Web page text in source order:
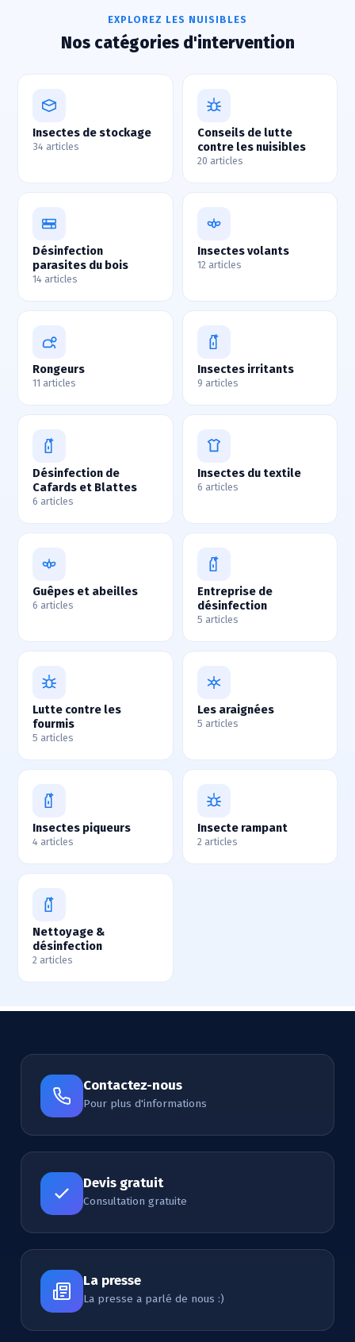
EXPLOREZ LES NUISIBLES
Nos catégories d'intervention
Insectes de stockage
34 articles
Conseils de lutte
contre les nuisibles
20 articles
Désinfection
parasites du bois
14 articles
Insectes volants
12 articles
Rongeurs
11 articles
Insectes irritants
9 articles
Désinfection de
Cafards et Blattes
6 articles
Insectes du textile
6 articles
Guêpes et abeilles
6 articles
Entreprise de
désinfection
5 articles
Lutte contre les
fourmis
5 articles
Les araignées
5 articles
Insectes piqueurs
4 articles
Insecte rampant
2 articles
Nettoyage &
désinfection
2 articles
Contactez-nous
Pour plus d'informations
Devis gratuit
Consultation gratuite
La presse
La presse a parlé de nous :)